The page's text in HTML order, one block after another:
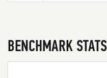
BENCHMARK STATS